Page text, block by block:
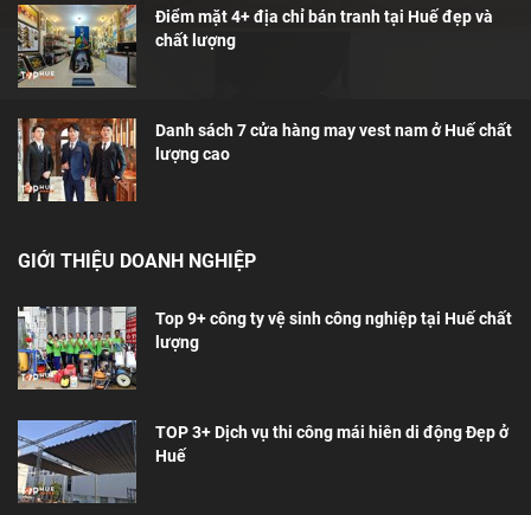
Điểm mặt 4+ địa chỉ bán tranh tại Huế đẹp và
chất lượng
Danh sách 7 cửa hàng may vest nam ở Huế chất
lượng cao
GIỚI THIỆU DOANH NGHIỆP
Top 9+ công ty vệ sinh công nghiệp tại Huế chất
lượng
TOP 3+ Dịch vụ thi công mái hiên di động Đẹp ở
Huế